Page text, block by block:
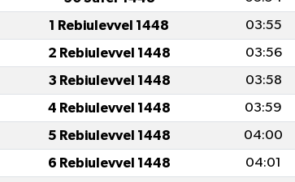
1 Rebiulevvel 1448 03:55
2 Rebiulevvel 1448 03:56
3 Rebiulevvel 1448 03:58
4 Rebiulevvel 1448 03:59
5 Rebiulevvel 1448 04:00
6 Rebiulevvel 1448 04:01